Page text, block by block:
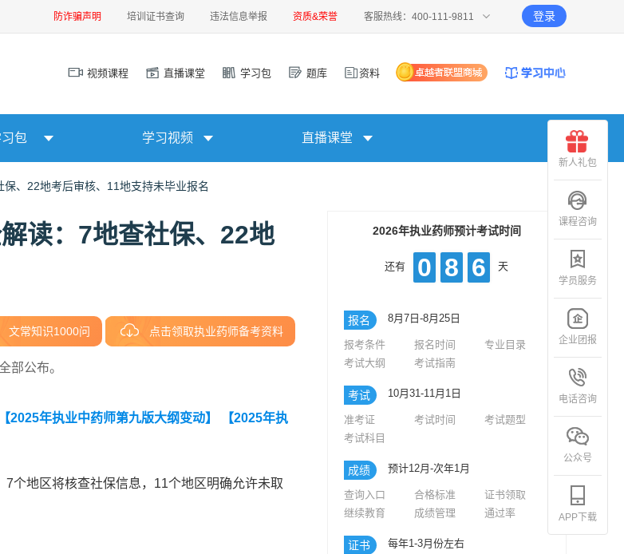
防诈骗声明 培训证书查询 违法信息举报 资质&荣誉 客服热线：400-111-9811 登录
视频课程 直播课堂 学习包 题库 资料
包 学习视频 直播课堂
、22地考后审核、11地支持未毕业报名
读：7地查社保、22地
文常知识1000问 点击领取执业药师备考资料
部公布。
【2025年执业中药师第九版大纲变动】
【2025年执
个地区将核查社保信息，11个地区明确允许未取
2026年执业药师预计考试时间
还有 0 8 6 天
报名 8月7日-8月25日
报考条件 报名时间
专业目录
考试大纲
考试指南
考试 10月31-11月1日
准考证 考试时间
考试题型
考试科目
成绩 预计12月-次年1月
查询入口 合格标准
证书领取
继续教育
成绩管理 通过率
证书 每年1-3月份左右
新人礼包
课程咨询
学员服务
企业团报
电话咨询
公众号
APP下载